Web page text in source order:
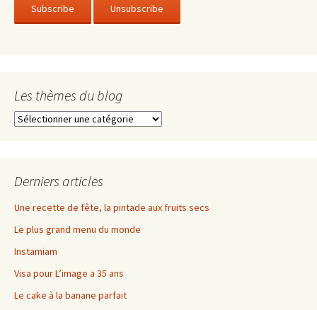
Les thèmes du blog
Les
Derniers articles
Une recette de fête, la pintade aux fruits secs
Le plus grand menu du monde
Instamiam
Visa pour L’image a 35 ans
Le cake à la banane parfait